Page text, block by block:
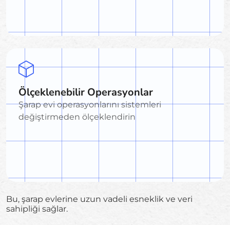
Ölçeklenebilir Operasyonlar
Şarap evi operasyonlarını sistemleri
değiştirmeden ölçeklendirin
Bu, şarap evlerine uzun vadeli esneklik ve veri
sahipliği sağlar.